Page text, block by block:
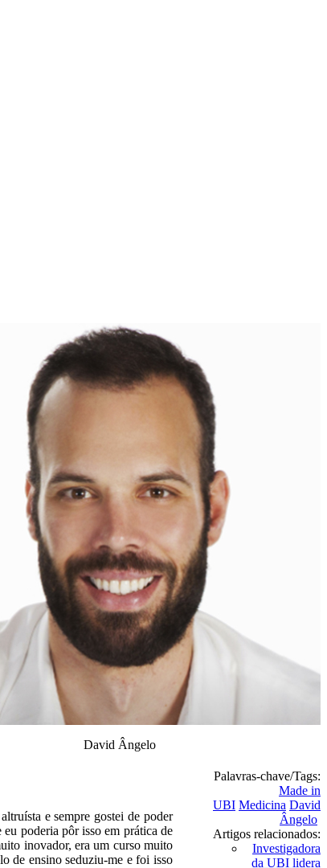
David Ângelo
e sempre gostei de poder
poderia pôr isso em prática de
inovador, era um curso muito
de ensino seduziu-me e foi isso
Palavras-chave/Tags:
Made in
UBI Medicina David
Ângelo
Artigos relacionados:
Investigadora
da UBI lidera